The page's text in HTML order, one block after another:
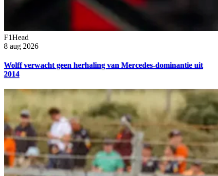
F1Head
8 aug 2026
Wolff verwacht geen herhaling van Mercedes-dominantie uit
2014